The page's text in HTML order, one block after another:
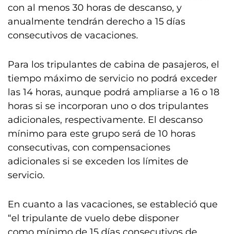
con al menos 30 horas de descanso, y
anualmente tendrán derecho a 15 días
consecutivos de vacaciones.
Para los tripulantes de cabina de pasajeros, el
tiempo máximo de servicio no podrá exceder
las 14 horas, aunque podrá ampliarse a 16 o 18
horas si se incorporan uno o dos tripulantes
adicionales, respectivamente. El descanso
mínimo para este grupo será de 10 horas
consecutivas, con compensaciones
adicionales si se exceden los límites de
servicio.
En cuanto a las vacaciones, se estableció que
“el tripulante de vuelo debe disponer